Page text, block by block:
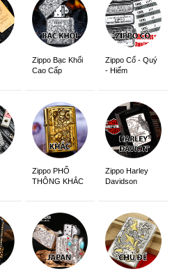
Zippo Bạc Khối
Cao Cấp
Zippo Cổ - Quý
- Hiếm
Zippo PHỔ
THÔNG KHẮC
Zippo Harley
Davidson